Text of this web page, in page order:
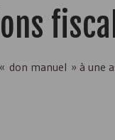
don manuel » à une